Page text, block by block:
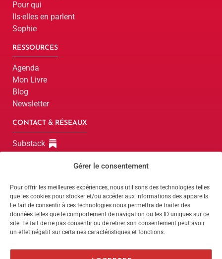
Gérer le consentement
Pour offrir les meilleures expériences, nous utilisons des technologies telles
que les cookies pour stocker et/ou accéder aux informations des appareils.
Le fait de consentir à ces technologies nous permettra de traiter des
données telles que le comportement de navigation ou les ID uniques sur ce
site. Le fait de ne pas consentir ou de retirer son consentement peut avoir
un effet négatif sur certaines caractéristiques et fonctions.
Pour qui
Ils·elles en parlent
Sophie
RESSOURCES
Agenda
Mon Livre
Blog
Newsletter
CONTACT & RÉSEAUX
Substack
Parlons-en !
Parlons-en !
Dimitri